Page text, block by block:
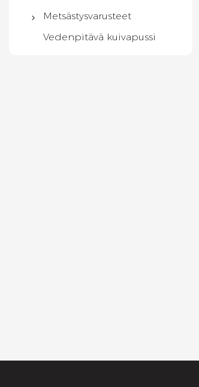
Metsästysvarusteet
Metsästysreppu
Vedenpitävä kuivapussi